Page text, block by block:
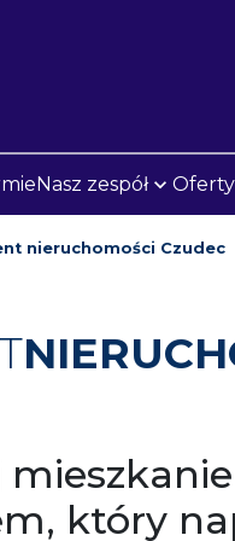
Nasz zespół Oferty
nieruchomości Czudec
który